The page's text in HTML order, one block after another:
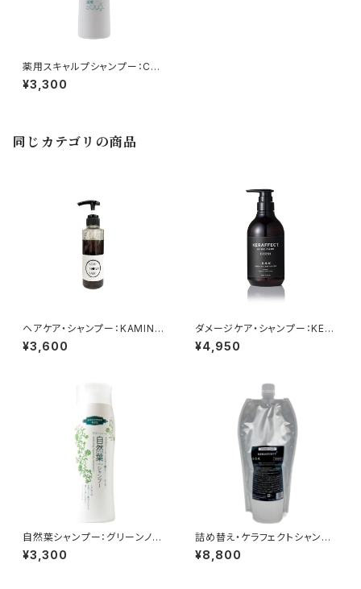
薬用スキャルプシャンプー：CO
RIUM（コリューム）
¥3,300
同じカテゴリの商品
ヘアケア・シャンプー：KAMINO
NAKAMI（カミノナカミ）
¥3,600
ダメージケア・シャンプー：KER
AFFECT（ケラフェクト）
¥4,950
自然葉シャンプー：グリーンノー
ト
¥3,300
詰め替え・ケラフェクトシャンプ
ー：KERAFFECT
¥8,800